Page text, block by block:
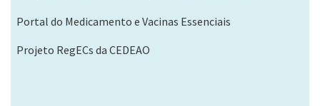
Portal do Medicamento e Vacinas Essenciais
Projeto RegECs da CEDEAO